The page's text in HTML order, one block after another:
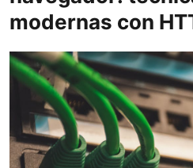
modernas con